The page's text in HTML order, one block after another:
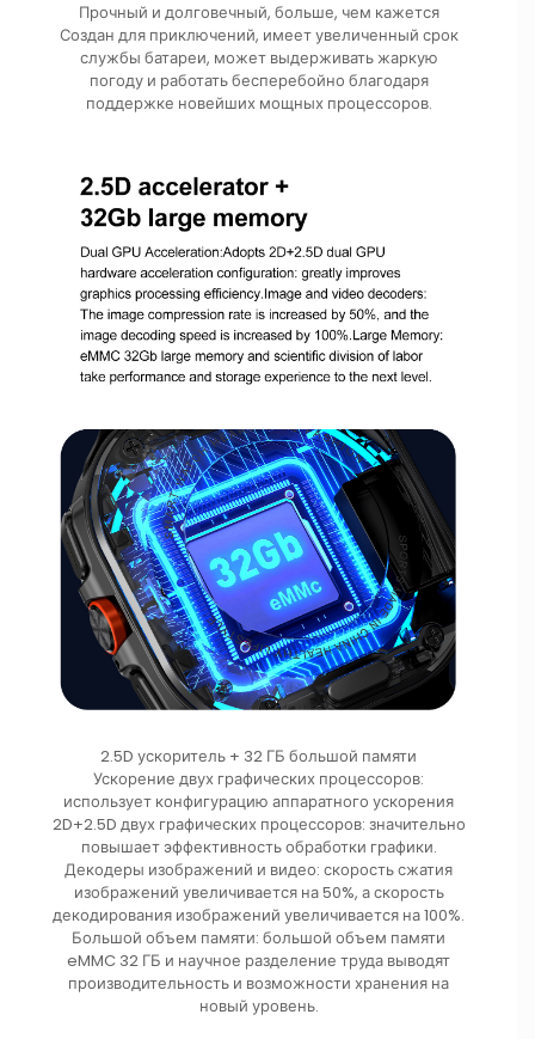
Прочный и долговечный, больше, чем кажется
Создан для приключений, имеет увеличенный срок
службы батареи, может выдерживать жаркую
погоду и работать бесперебойно благодаря
поддержке новейших мощных процессоров.
2.5D ускоритель + 32 ГБ большой памяти
Ускорение двух графических процессоров:
использует конфигурацию аппаратного ускорения
2D+2.5D двух графических процессоров: значительно
повышает эффективность обработки графики.
Декодеры изображений и видео: скорость сжатия
изображений увеличивается на 50%, а скорость
декодирования изображений увеличивается на 100%.
Большой объем памяти: большой объем памяти
eMMC 32 ГБ и научное разделение труда выводят
производительность и возможности хранения на
новый уровень.